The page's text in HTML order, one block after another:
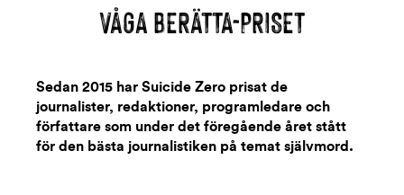
VÅGA BERÄTTA-PRISET
Sedan 2015 har Suicide Zero prisat de
journalister, redaktioner, programledare och
författare som under det föregående året stått
för den bästa journalistiken på temat självmord.